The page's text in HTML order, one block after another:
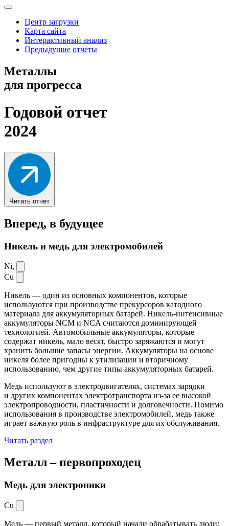
Центр загрузки
Карта сайта
Интерактивный анализ
Предыдущие отчеты
Металлы
для прогресса
Годовой отчет
2024
Читать отчет
Вперед, в будущее
Никель и медь для электромобилей
Ni,
Cu
Никель — один из основных компонентов, которые
используются при производстве прекурсоров катодного
материала для аккумуляторных батарей. Никель-интенсивные
аккумуляторы NCM и NCA считаются доминирующей
технологией. Автомобильные аккумуляторы, которые
содержат никель, мало весят, быстро заряжаются и могут
хранить большие запасы энергии. Аккумуляторы на основе
никеля более пригодны к утилизации и вторичному
использованию, чем другие типы аккумуляторных батарей.
Медь используют в электродвигателях, системах зарядки
и других компонентах электротранспорта из-за ее высокой
электропроводности, пластичности и долговечности. Помимо
использования в производстве электромобилей, медь также
играет важную роль в инфраструктуре для их обслуживания.
Читать раздел
Металл –первопроходец
Медь для электроники
Cu
Медь — первый металл, который начали обрабатывать люди: